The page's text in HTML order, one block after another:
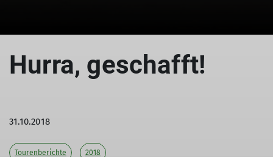
Hurra, geschafft!
31.10.2018
Tourenberichte 2018